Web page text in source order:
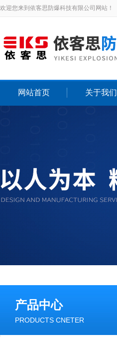
欢迎您来到依客思防爆科技有限公司网站！
网站首页 关于我们
产品中心
PRODUCTS CNETER